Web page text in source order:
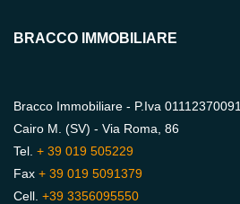
BRACCO IMMOBILIARE
Bracco Immobiliare - P.Iva 01112370091
Cairo M. (SV) - Via Roma, 86
Tel. + 39 019 505229
Fax + 39 019 5091379
Cell. +39 3356095550